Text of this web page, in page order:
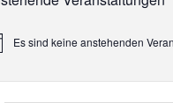
Es sind keine anstehenden